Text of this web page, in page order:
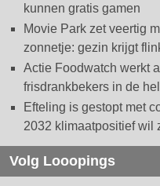
kunnen gratis gamen
Movie Park zet veertig
zonnetje: gezin krijgt
Actie Foodwatch werkt
frisdrankbekers in de
Efteling is gestopt met
2032 klimaatpositief wil
Volg Looopings